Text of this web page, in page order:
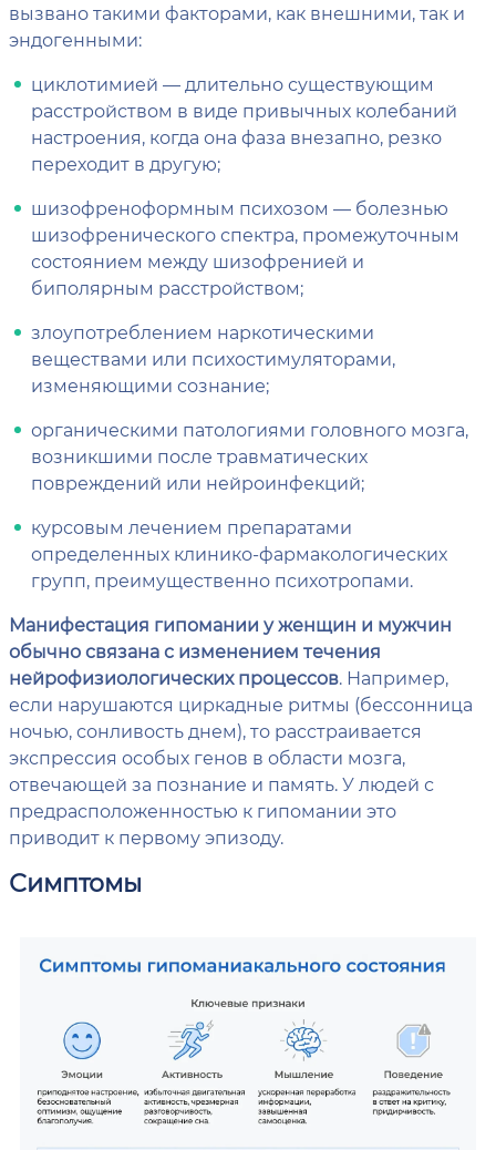
вызвано такими факторами, как внешними, так и
эндогенными:
циклотимией — длительно существующим
расстройством в виде привычных колебаний
настроения, когда она фаза внезапно, резко
переходит в другую;
шизофреноформным психозом — болезнью
шизофренического спектра, промежуточным
состоянием между шизофренией и
биполярным расстройством;
злоупотреблением наркотическими
веществами или психостимуляторами,
изменяющими сознание;
органическими патологиями головного мозга,
возникшими после травматических
повреждений или нейроинфекций;
курсовым лечением препаратами
определенных клинико-фармакологических
групп, преимущественно психотропами.
Манифестация гипомании у женщин и мужчин
обычно связана с изменением течения
нейрофизиологических процессов. Например,
если нарушаются циркадные ритмы (бессонница
ночью, сонливость днем), то расстраивается
экспрессия особых генов в области мозга,
отвечающей за познание и память. У людей с
предрасположенностью к гипомании это
приводит к первому эпизоду.
Симптомы